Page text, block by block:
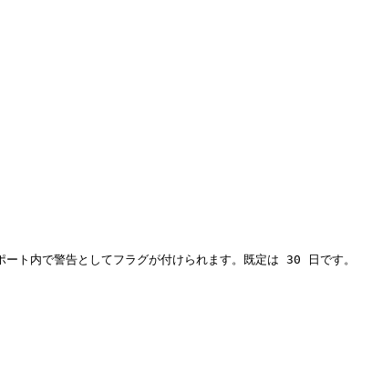
ト内で警告としてフラグが付けられます。既定は 30 日です。